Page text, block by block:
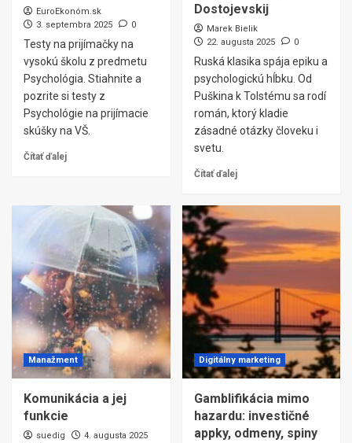
EuroEkonóm.sk
3. septembra 2025
0
Testy na prijímačky na
vysokú školu z predmetu
Psychológia. Stiahnite a
pozrite si testy z
Psychológie na prijímacie
skúšky na VŠ.
Čítať ďalej
Dostojevskij
Marek Bielik
22. augusta 2025
0
Ruská klasika spája epiku a
psychologickú hĺbku. Od
Puškina k Tolstému sa rodí
román, ktorý kladie
zásadné otázky človeku i
svetu.
Čítať ďalej
Manažment
Komunikácia a jej
funkcie
suedig
4. augusta 2025
Digitálny marketing
Gamblifikácia mimo
hazardu: investičné
appky, odmeny, spiny